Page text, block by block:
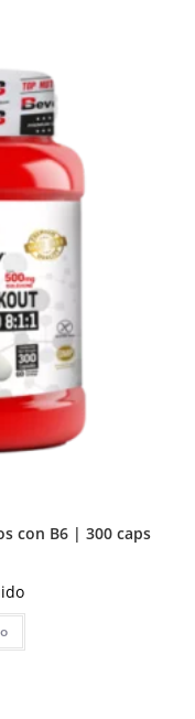
con B6 | 300 caps